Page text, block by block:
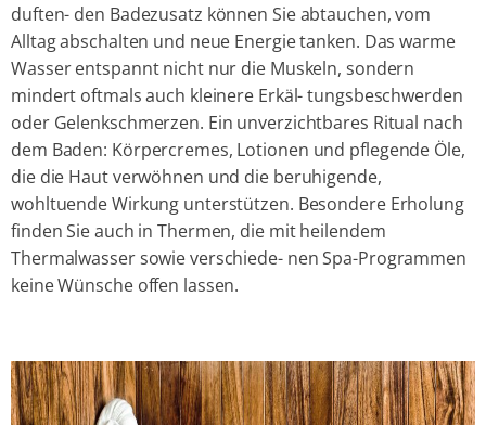
duften- den Badezusatz können Sie abtauchen, vom
Alltag abschalten und neue Energie tanken. Das warme
Wasser entspannt nicht nur die Muskeln, sondern
mindert oftmals auch kleinere Erkäl- tungsbeschwerden
oder Gelenkschmerzen. Ein unverzichtbares Ritual nach
dem Baden: Körpercremes, Lotionen und pflegende Öle,
die die Haut verwöhnen und die beruhigende,
wohltuende Wirkung unterstützen. Besondere Erholung
finden Sie auch in Thermen, die mit heilendem
Thermalwasser sowie verschiede- nen Spa-Programmen
keine Wünsche offen lassen.